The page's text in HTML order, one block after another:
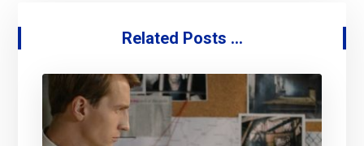
Related Posts ...